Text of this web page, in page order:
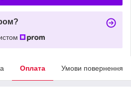
Оплата Умови повернення